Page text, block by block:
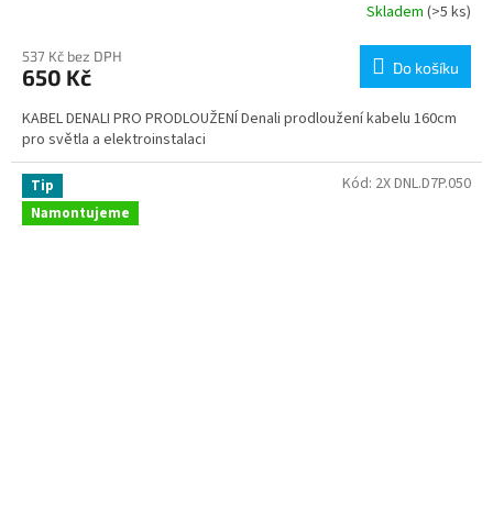
Skladem (>5 ks)
537 Kč bez DPH
650 Kč Do košíku
KABEL DENALI PRO PRODLOUŽENÍ Denali prodloužení kabelu 160cm
pro světla a elektroinstalaci
Tip
Namontujeme
Kód: 2X DNL.D7P.050